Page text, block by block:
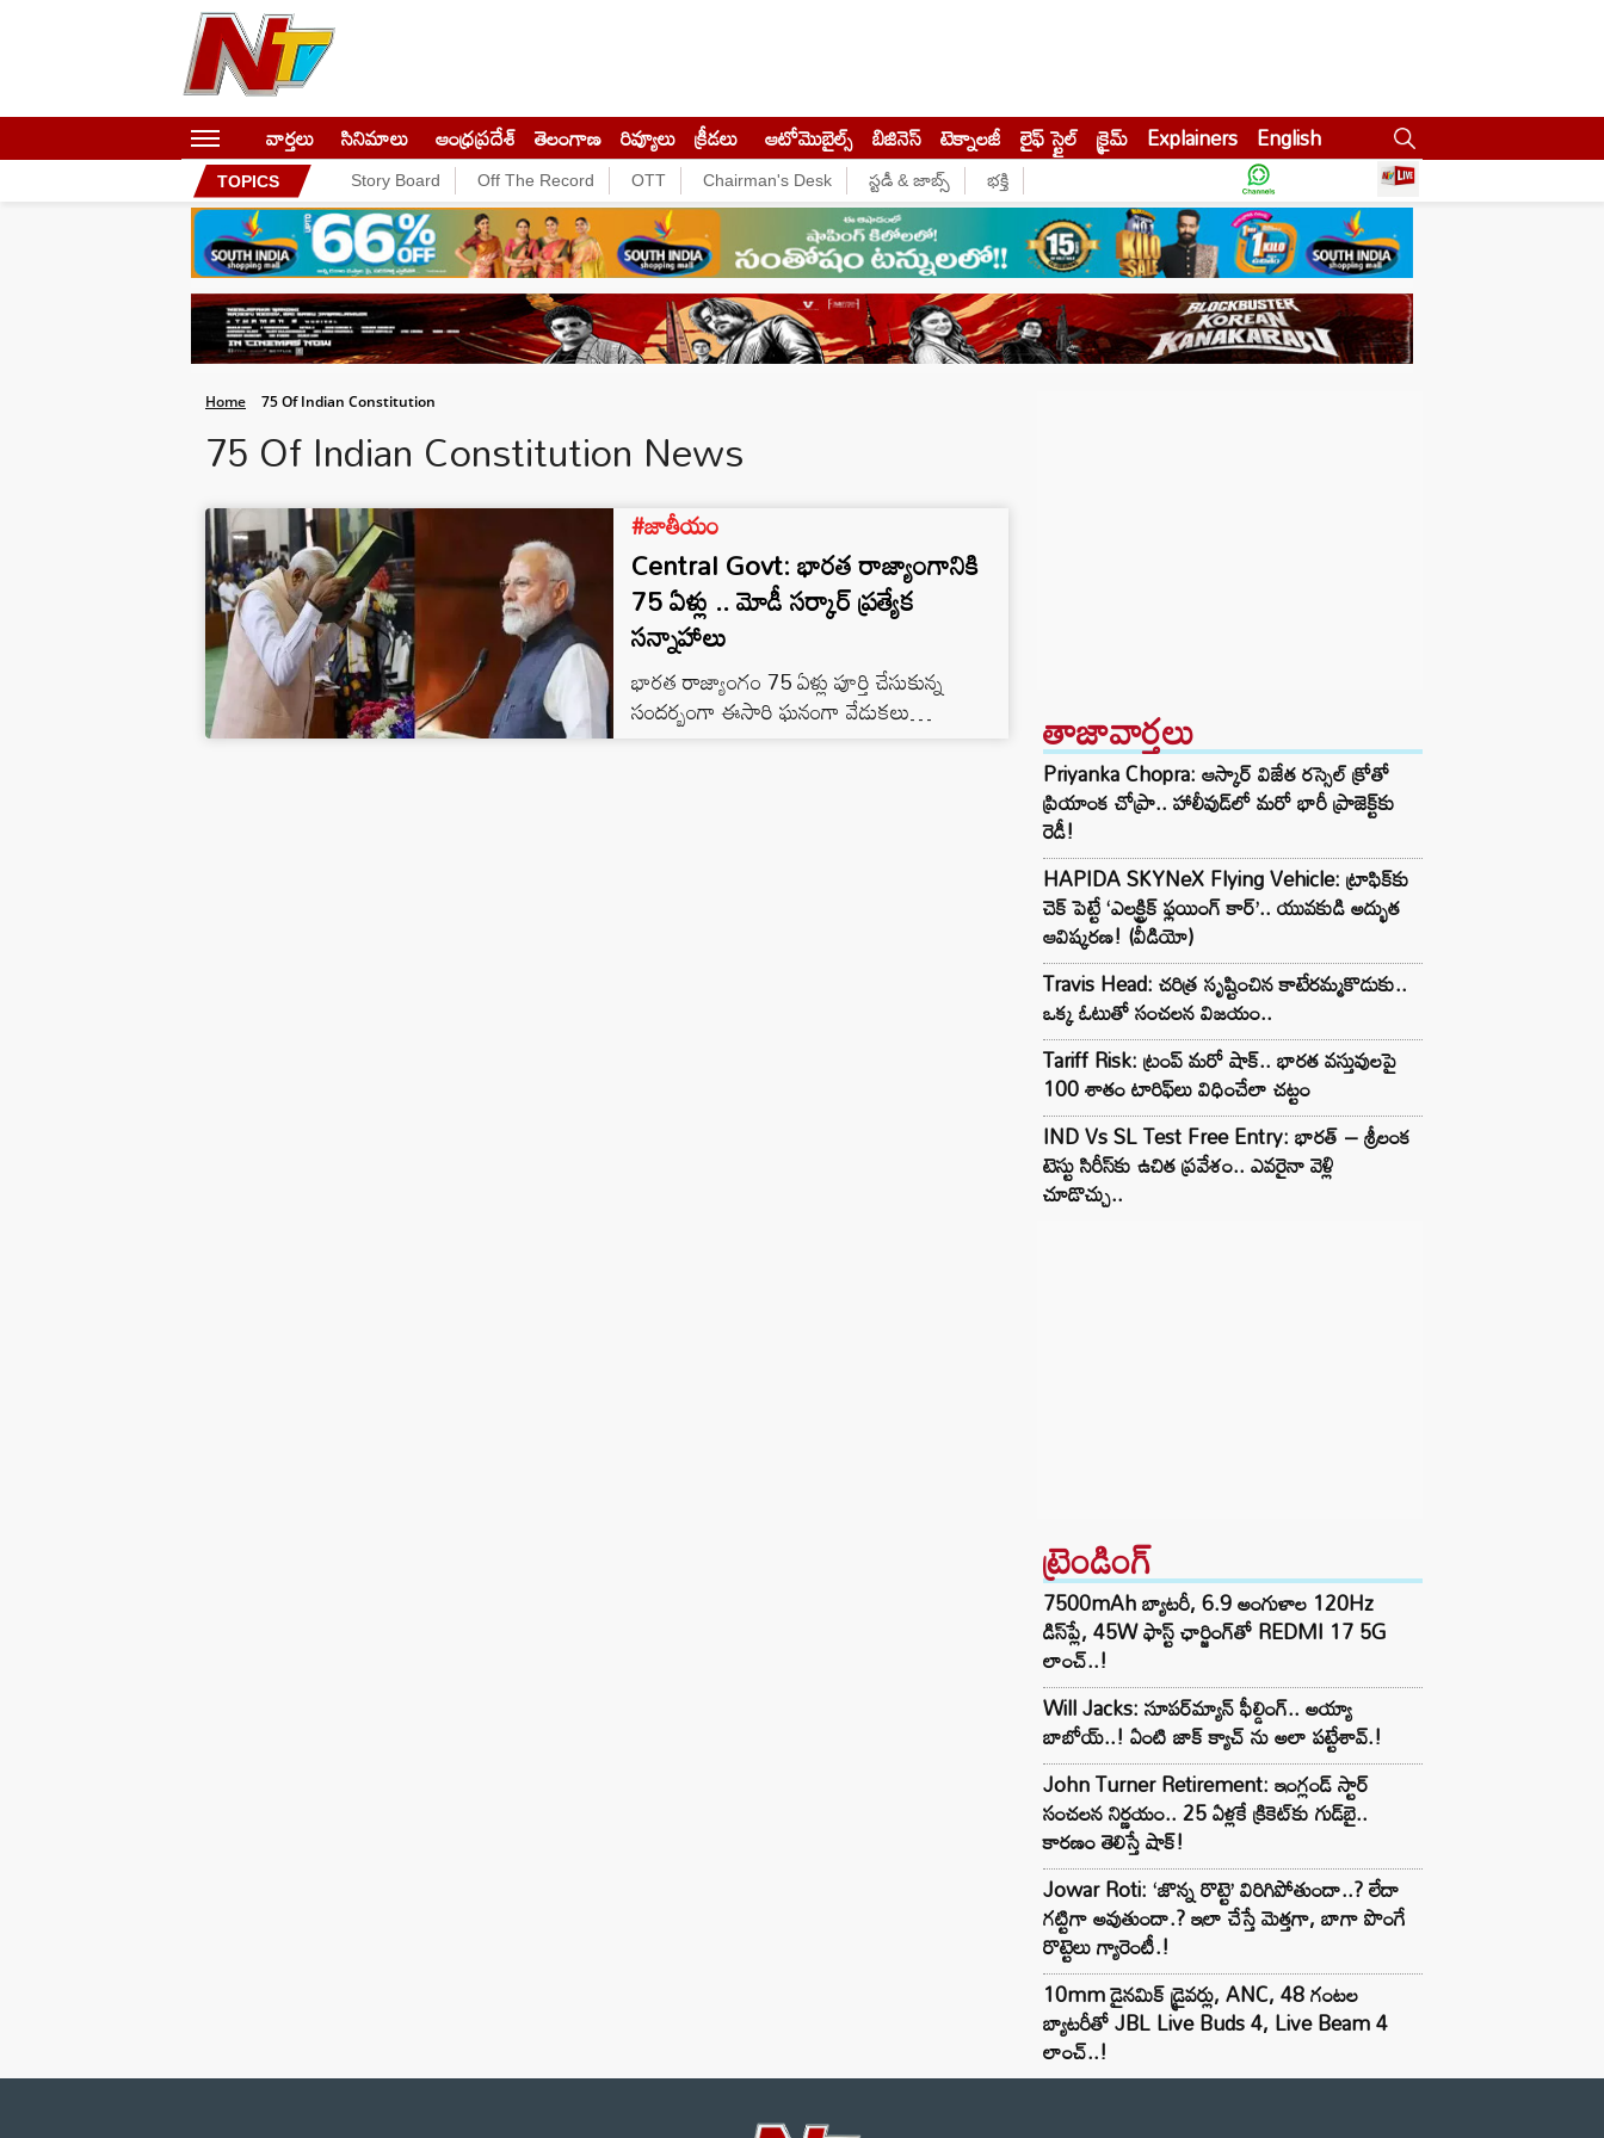
వార్తలు సినిమాలు ఆంధ్రప్రదేశ్ తెలంగాణ రివ్యూలు క్రీడలు ఆటోమొబైల్స్ బిజినెస్‌ టెక్నాలజీ లైఫ్ స్టైల్ క్రైమ్ Explainers English
TOPICS Story Board Off The Record OTT Chairman's Desk స్టడీ & జాబ్స్ భక్తి
Home 75 Of Indian Constitution
75 Of Indian Constitution News
#జాతీయం
Central Govt: భారత రాజ్యాంగానికి
75 ఏళ్లు .. మోడీ సర్కార్ ప్రత్యేక
సన్నాహాలు
భారత రాజ్యాంగం 75 ఏళ్లు పూర్తి చేసుకున్న
సందర్భంగా ఈసారి ఘనంగా వేడుకలు
నిర్వహించేందుకు సన్నాహాలు చేస్తున్నారు. పాత తాజావార్తలు
Priyanka Chopra: ఆస్కార్ విజేత రస్సెల్ క్రోతో
ప్రియాంక చోప్రా.. హాలీవుడ్‌లో మరో భారీ ప్రాజెక్ట్‌కు
రెడీ!
HAPIDA SKYNeX Flying Vehicle: ట్రాఫిక్‌కు
చెక్ పెట్టే ‘ఎలక్ట్రిక్ ఫ్లయింగ్ కార్’.. యువకుడి అద్భుత
ఆవిష్కరణ! (వీడియో)
Travis Head: చరిత్ర సృష్టించిన కాటేరమ్మకొడుకు..
ఒక్క ఓటుతో సంచలన విజయం..
Tariff Risk: ట్రంప్ మరో షాక్.. భారత వస్తువులపై
100 శాతం టారిఫ్‌లు విధించేలా చట్టం
IND Vs SL Test Free Entry: భారత్ – శ్రీలంక
టెస్టు సిరీస్‌కు ఉచిత ప్రవేశం.. ఎవరైనా వెళ్లి
చూడొచ్చు..
ట్రెండింగ్‌
7500mAh బ్యాటరీ, 6.9 అంగుళాల 120Hz
డిస్‌ప్లే, 45W ఫాస్ట్ ఛార్జింగ్‌తో REDMI 17 5G
లాంచ్..!
Will Jacks: సూపర్‌మ్యాన్ ఫీల్డింగ్.. అయ్యా
బాబోయ్..! ఏంటి జాక్ క్యాచ్ ను అలా పట్టేశావ్.!
John Turner Retirement: ఇంగ్లండ్ స్టార్
సంచలన నిర్ణయం.. 25 ఏళ్లకే క్రికెట్‌కు గుడ్‌బై..
కారణం తెలిస్తే షాక్!
Jowar Roti: ‘జొన్న రొట్టె’ విరిగిపోతుందా..? లేదా
గట్టిగా అవుతుందా.? ఇలా చేస్తే మెత్తగా, బాగా పొంగే
రొట్టెలు గ్యారెంటీ.!
10mm డైనమిక్ డ్రైవర్లు, ANC, 48 గంటల
బ్యాటరీతో JBL Live Buds 4, Live Beam 4
లాంచ్..!